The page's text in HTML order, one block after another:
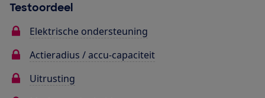
Testoordeel
Elektrische ondersteuning
Actieradius / accu-capaciteit
Uitrusting